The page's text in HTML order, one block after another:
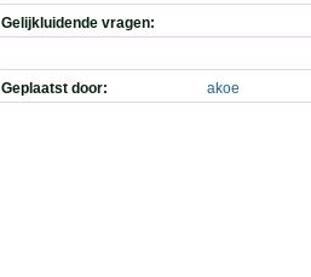
Gelijkluidende vragen:
Geplaatst door: akoe